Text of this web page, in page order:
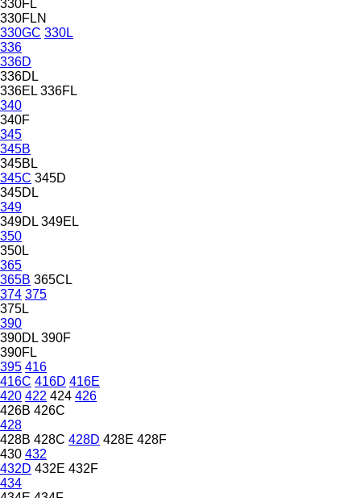
330FL
330FLN
330GC 330L
336
336D
336DL
336EL 336FL
340
340F
345
345B
345BL
345C 345D
345DL
349
349DL 349EL
350
350L
365
365B 365CL
374 375
375L
390
390DL 390F
390FL
395 416
416C 416D 416E
420 422 424 426
426B 426C
428
428B 428C 428D 428E 428F
430 432
432D 432E 432F
434